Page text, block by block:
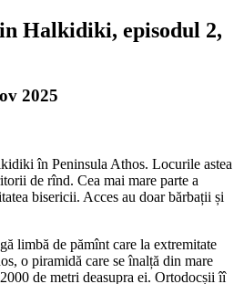
Halkidiki, episodul 2,
2025
în Peninsula Athos. Locurile astea
de rînd. Cea mai mare parte a
bisericii. Acces au doar bărbații și
limbă de pămînt care la extremitate
o piramidă care se înalță din mare
de metri deasupra ei. Ortodocșii îî